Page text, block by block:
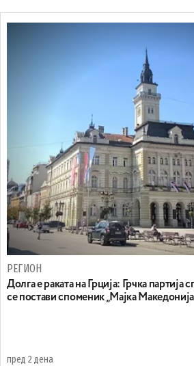
РЕГИОН
Долга е раката на Грција: Грчка партија
се постави споменик „Мајка
пред 2 дена